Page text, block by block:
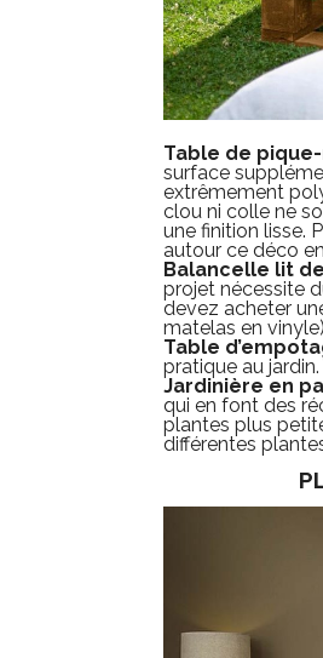
Table de
surface
extrêmement
clou ni colle ne
une finition lisse.
autour ce déco
Balancelle lit
projet nécessite
devez acheter
matelas en
Table
pratique au
Jardinière en
qui en font des
plantes plus
différentes